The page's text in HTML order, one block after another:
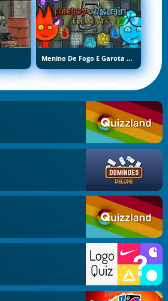
Menino De Fogo E Garota De Água 5: Elementos